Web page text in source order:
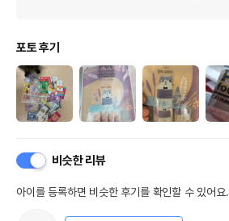
포토 후기
비슷한 리뷰
아이를 등록하면 비슷한 후기를 확인할 수 있어요.